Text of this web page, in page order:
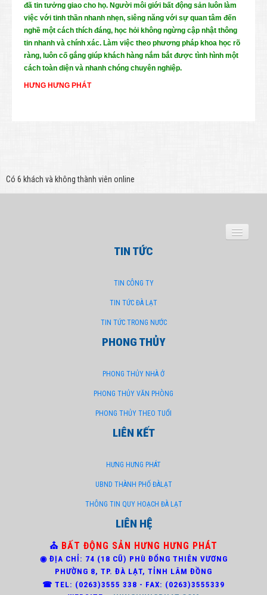
đã tin tưởng giao cho họ. Người môi giới bất động sản luôn làm
việc với tinh thần nhanh nhẹn, siêng năng với sự quan tâm đến
nghề một cách thích đáng, học hỏi không ngừng cập nhật thông
tin nhanh và chính xác. Làm việc theo phương pháp khoa học rõ
ràng, luôn cố gắng giúp khách hàng nắm bắt được tình hình một
cách toàn diện và nhanh chóng chuyên nghiệp.
HƯNG HƯNG PHÁT
Có 6 khách và không thành viên online
CÔNG TY
TRANG CHỦ
HÌNH ẢNH CÔNG TY
TUYỂN DỤNG
TIN TỨC
TIN CÔNG TY
TIN TỨC ĐÀ LẠT
TIN TỨC TRONG NƯỚC
PHONG THỦY
PHONG THỦY NHÀ Ở
PHONG THỦY VĂN PHÒNG
PHONG THỦY THEO TUỔI
LIÊN KẾT
HƯNG HƯNG PHÁT
UBND THÀNH PHỐ ĐÀLẠT
THÔNG TIN QUY HOẠCH ĐÀ LẠT
LIÊN HỆ
⛪ BẤT ĐỘNG SẢN HƯNG HƯNG PHÁT
◉ ĐỊA CHỈ: 74 (18 CŨ) PHÙ ĐỔNG THIÊN VƯƠNG
PHƯỜNG 8, TP. ĐÀ LẠT, TỈNH LÂM ĐỒNG
☎ TEL: (0263)3555 338 - FAX: (0263)3555339